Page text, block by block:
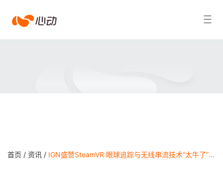
爱搜索结果
首页 / 资讯 / IGN盛赞SteamVR:眼球追踪与无线串流技术“太牛了”! - 爱游戏app体育